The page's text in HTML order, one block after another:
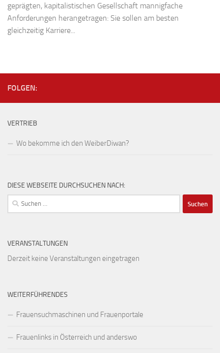
geprägten, kapitalistischen Gesellschaft mannigfache
Anforderungen herangetragen: Sie sollen am besten
gleichzeitig Karriere...
FOLGEN:
VERTRIEB
Wo bekomme ich den WeiberDiwan?
DIESE WEBSEITE DURCHSUCHEN NACH:
Suchen
nach:
VERANSTALTUNGEN
Derzeit keine Veranstaltungen eingetragen
WEITERFÜHRENDES
Frauensuchmaschinen und Frauenportale
Frauenlinks in Österreich und anderswo